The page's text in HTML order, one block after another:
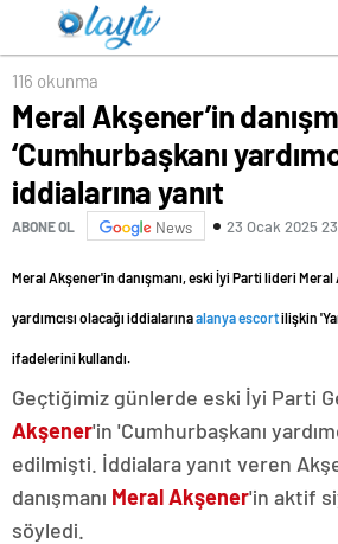
iddialarına yanıt
116 okunma
Meral Akşener’in
‘Cumhurbaşkanı
iddialarına yanıt
ABONE OL News 23 Ocak 2025
Meral Akşener'in danışmanı, eski İyi Parti lideri
yardımcısı olacağı iddialarınaalanya escortilişkin
ifadelerini kullandı.
Geçtiğimiz günlerde eski İyi Parti
Akşener'in 'Cumhurbaşkanı
edilmişti. İddialara yanıt veren
danışmanı Meral Akşener'in aktif
söyledi.